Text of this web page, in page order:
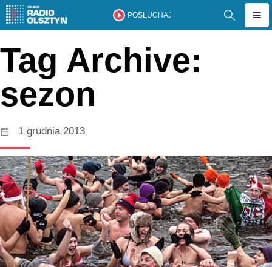
POSŁUCHAJ
Tag Archive:
sezon
1 grudnia 2013